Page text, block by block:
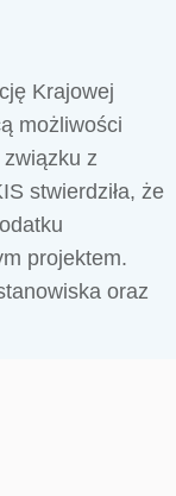
Krajowej
możliwości
z
stwierdziła, że
projektem.
oraz